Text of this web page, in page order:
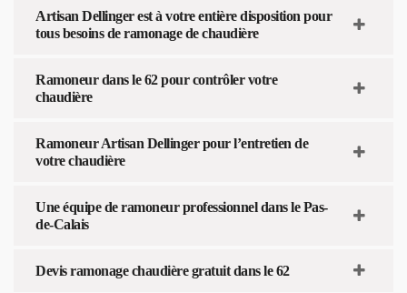
Artisan Dellinger est à votre entière disposition pour
tous besoins de ramonage de chaudière
Ramoneur dans le 62 pour contrôler votre
chaudière
Ramoneur Artisan Dellinger pour l’entretien de
votre chaudière
Une équipe de ramoneur professionnel dans le Pas-
de-Calais
Devis ramonage chaudière gratuit dans le 62